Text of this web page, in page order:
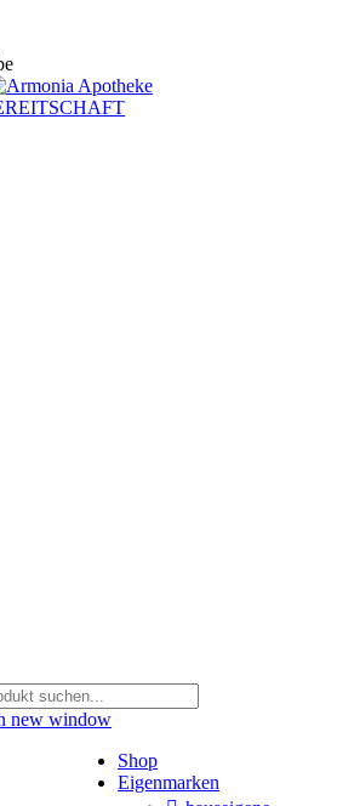
new window
Shop
Eigenmarken